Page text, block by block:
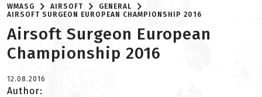
WMASG AIRSOFT
GENERAL
AIRSOFT SURGEON EUROPEAN CHAMPIONSHIP 2016
Airsoft Surgeon European
Championship 2016
12.08.2016
Author: